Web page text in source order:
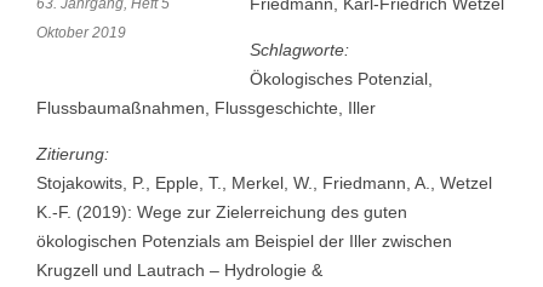
63. Jahrgang, Heft 5
Oktober 2019
Schlagworte:
Ökologisches Potenzial,
Flussbaumaßnahmen, Flussgeschichte, Iller
Zitierung:
Stojakowits, P., Epple, T., Merkel, W., Friedmann, A., Wetzel
K.-F. (2019): Wege zur Zielerreichung des guten
ökologischen Potenzials am Beispiel der Iller zwischen
Krugzell und Lautrach – Hydrologie &